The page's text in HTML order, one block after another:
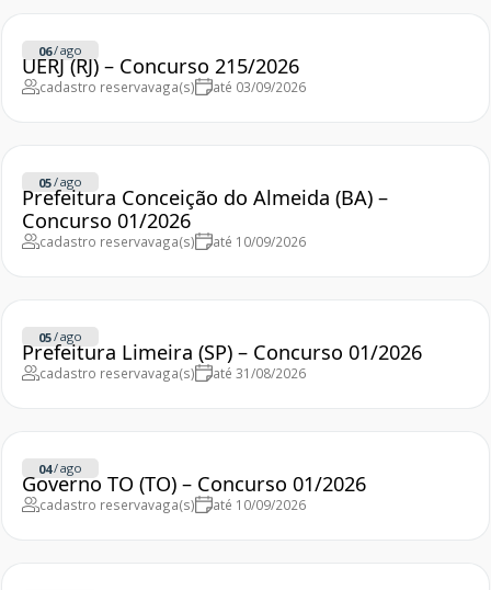
06/ago
UERJ (RJ) – Concurso 215/2026
cadastro reservavaga(s) até 03/09/2026
05/ago
Prefeitura Conceição do Almeida (BA) –
Concurso 01/2026
cadastro reservavaga(s) até 10/09/2026
05/ago
Prefeitura Limeira (SP) – Concurso 01/2026
cadastro reservavaga(s) até 31/08/2026
04/ago
Governo TO (TO) – Concurso 01/2026
cadastro reservavaga(s) até 10/09/2026